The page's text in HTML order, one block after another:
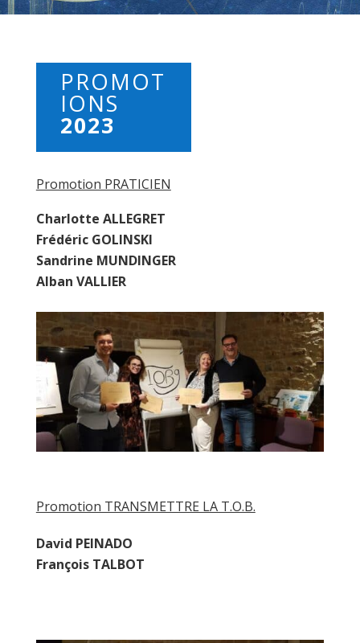
PROMOT
IONS
2023
Promotion PRATICIEN
Charlotte ALLEGRET
Frédéric GOLINSKI
Sandrine MUNDINGER
Alban VALLIER
Promotion TRANSMETTRE LA T.O.B.
David PEINADO
François TALBOT